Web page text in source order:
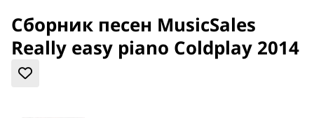
Сборник песен MusicSales
Really easy piano Coldplay 2014